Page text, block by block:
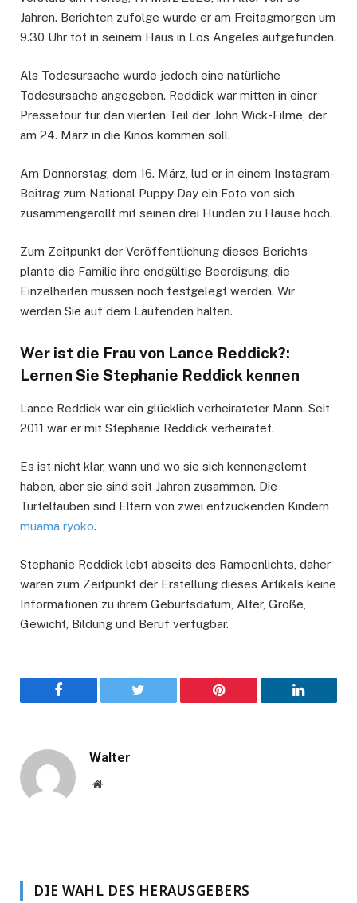
Jahren. Berichten zufolge wurde er am Freitagmorgen um
9.30 Uhr tot in seinem Haus in Los Angeles aufgefunden.
Als Todesursache wurde jedoch eine natürliche
Todesursache angegeben. Reddick war mitten in einer
Pressetour für den vierten Teil der John Wick-Filme, der
am 24. März in die Kinos kommen soll.
Am Donnerstag, dem 16. März, lud er in einem Instagram-
Beitrag zum National Puppy Day ein Foto von sich
zusammengerollt mit seinen drei Hunden zu Hause hoch.
Zum Zeitpunkt der Veröffentlichung dieses Berichts
plante die Familie ihre endgültige Beerdigung, die
Einzelheiten müssen noch festgelegt werden. Wir
werden Sie auf dem Laufenden halten.
Wer ist die Frau von Lance Reddick?:
Lernen Sie Stephanie Reddick kennen
Lance Reddick war ein glücklich verheirateter Mann. Seit
2011 war er mit Stephanie Reddick verheiratet.
Es ist nicht klar, wann und wo sie sich kennengelernt
haben, aber sie sind seit Jahren zusammen. Die
Turteltauben sind Eltern von zwei entzückenden Kindern
muama ryoko.
Stephanie Reddick lebt abseits des Rampenlichts, daher
waren zum Zeitpunkt der Erstellung dieses Artikels keine
Informationen zu ihrem Geburtsdatum, Alter, Größe,
Gewicht, Bildung und Beruf verfügbar.
Facebook Twitter Pinterest LinkedIn
Walter
Website
DIE WAHL DES HERAUSGEBERS